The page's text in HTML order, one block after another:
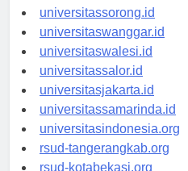
universitasmanokwari.id
universitassorong.id
universitaswanggar.id
universitaswalesi.id
universitassalor.id
universitasjakarta.id
universitassamarinda.id
universitasindonesia.org
rsud-tangerangkab.org